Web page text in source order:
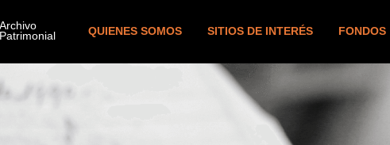
QUIENES SOMOS SITIOS DE INTERÉS FONDOS